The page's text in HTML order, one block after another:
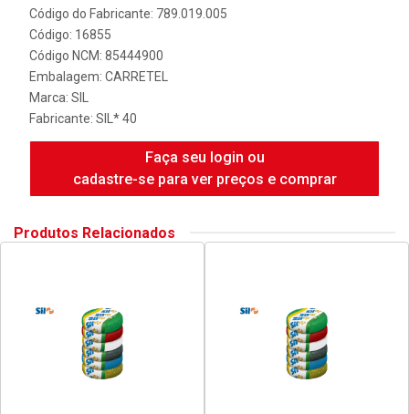
Código do Fabricante: 789.019.005
Código: 16855
Código NCM: 85444900
Embalagem: CARRETEL
Marca: SIL
Fabricante: SIL* 40
Faça seu login ou
cadastre-se para ver preços e comprar
Produtos Relacionados